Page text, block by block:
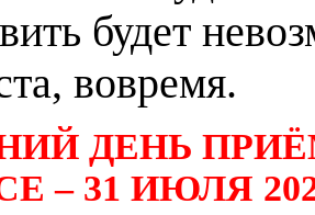
будет
вовремя.
ДЕНЬ
– 31 ИЮЛЯ